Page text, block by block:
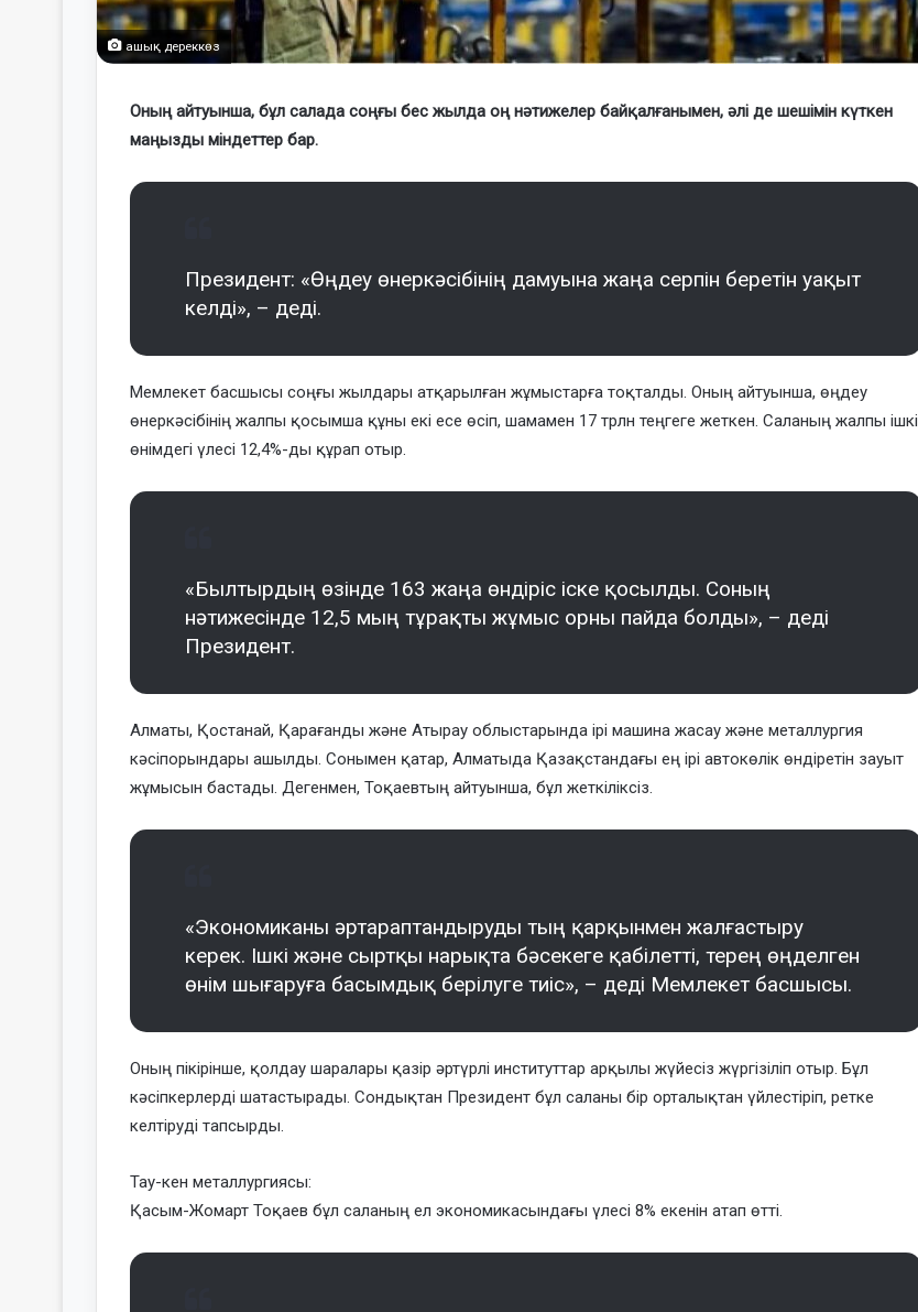
ашық дереккөз
Оның айтуынша, бұл салада соңғы бес жылда оң нәтижелер байқалғанымен, әлі де шешімін күткен
маңызды міндеттер бар.
Президент: «Өңдеу өнеркәсібінің дамуына жаңа серпін беретін уақыт
келді», – деді.
Мемлекет басшысы соңғы жылдары атқарылған жұмыстарға тоқталды. Оның айтуынша, өңдеу
өнеркәсібінің жалпы қосымша құны екі есе өсіп, шамамен 17 трлн теңгеге жеткен. Саланың жалпы ішкі
өнімдегі үлесі 12,4%-ды құрап отыр.
«Былтырдың өзінде 163 жаңа өндіріс іске қосылды. Соның
нәтижесінде 12,5 мың тұрақты жұмыс орны пайда болды», – деді
Президент.
Алматы, Қостанай, Қарағанды және Атырау облыстарында ірі машина жасау және металлургия
кәсіпорындары ашылды. Сонымен қатар, Алматыда Қазақстандағы ең ірі автокөлік өндіретін зауыт
жұмысын бастады. Дегенмен, Тоқаевтың айтуынша, бұл жеткіліксіз.
«Экономиканы әртараптандыруды тың қарқынмен жалғастыру
керек. Ішкі және сыртқы нарықта бәсекеге қабілетті, терең өңделген
өнім шығаруға басымдық берілуге тиіс», – деді Мемлекет басшысы.
Оның пікірінше, қолдау шаралары қазір әртүрлі институттар арқылы жүйесіз жүргізіліп отыр. Бұл
кәсіпкерлерді шатастырады. Сондықтан Президент бұл саланы бір орталықтан үйлестіріп, ретке
келтіруді тапсырды.
Тау-кен металлургиясы:
Қасым-Жомарт Тоқаев бұл саланың ел экономикасындағы үлесі 8% екенін атап өтті.